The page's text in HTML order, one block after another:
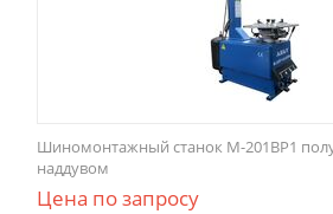
Шиномонтажный станок M-201ВР1
наддувом
Цена по запросу